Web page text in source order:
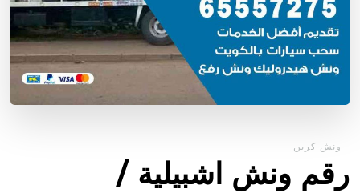
ونش كرين
رقم ونش اشبيلية /